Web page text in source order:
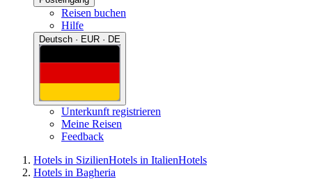
Reisen buchen
Hilfe
Deutsch · EUR · DE
Unterkunft registrieren
Meine Reisen
Feedback
Hotels in SizilienHotels in ItalienHotels
Hotels in Bagheria